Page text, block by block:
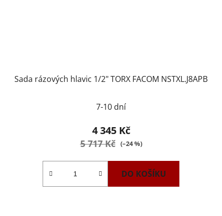
Sada rázových hlavic 1/2" TORX FACOM NSTXL.J8APB
7-10 dní
4 345 Kč
5 717 Kč (–24 %)
DO KOŠÍKU